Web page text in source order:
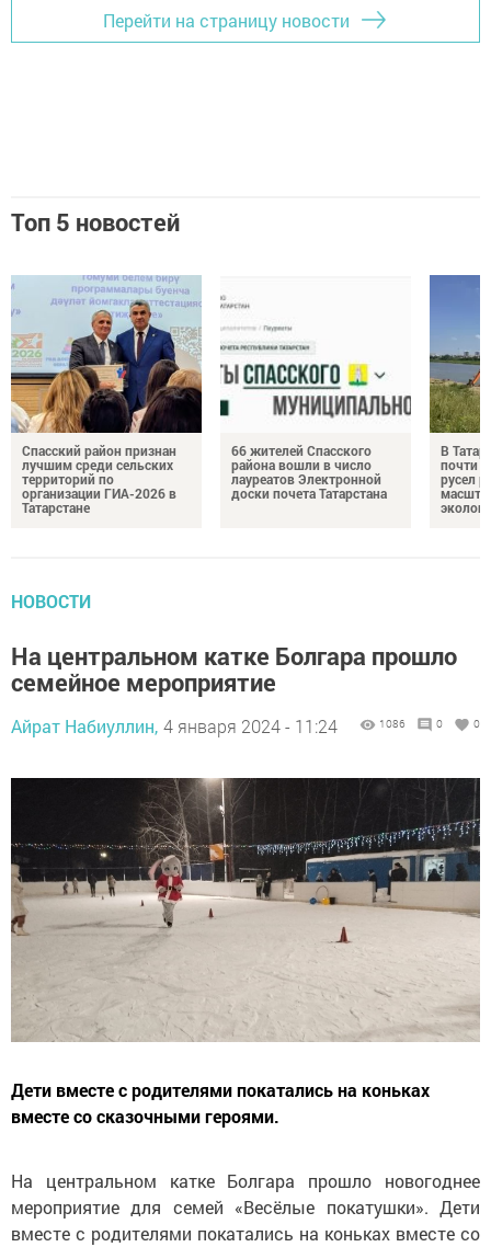
Перейти на страницу новости
Топ 5 новостей
Спасский район признан
лучшим среди сельских
территорий по
организации ГИА-2026 в
Татарстане
66 жителей Спасского
района вошли в число
лауреатов Электронной
доски почета Татарстана
В
почти
русел
НОВОСТИ
На центральном катке Болгара прошло
семейное мероприятие
Айрат Набиуллин, 4 января 2024 - 11:24 1086 0 0
Дети вместе с родителями покатались на коньках
вместе со сказочными героями.
На центральном катке Болгара прошло новогоднее
мероприятие для семей «Весёлые покатушки». Дети
вместе с родителями покатались на коньках вместе со